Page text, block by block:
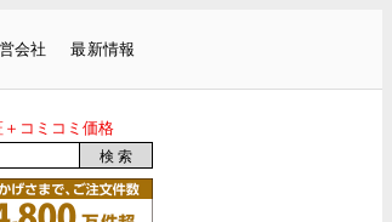
会社 最新情報
コミコミ価格